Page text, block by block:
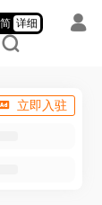
详细
立即入驻